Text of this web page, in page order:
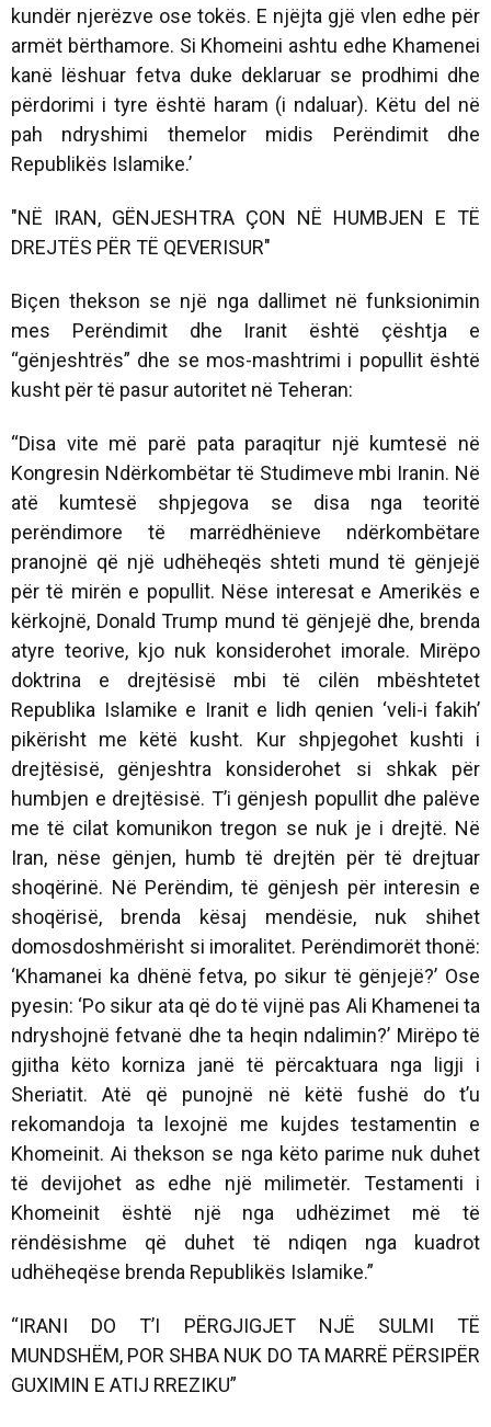
kundër njerëzve ose tokës. E njëjta gjë vlen edhe për
armët bërthamore. Si Khomeini ashtu edhe Khamenei
kanë lëshuar fetva duke deklaruar se prodhimi dhe
përdorimi i tyre është haram (i ndaluar). Këtu del në
pah ndryshimi themelor midis Perëndimit dhe
Republikës Islamike.’
"NË IRAN, GËNJESHTRA ÇON NË HUMBJEN E TË
DREJTËS PËR TË QEVERISUR"
Biçen thekson se një nga dallimet në funksionimin
mes Perëndimit dhe Iranit është çështja e
“gënjeshtrës” dhe se mos-mashtrimi i popullit është
kusht për të pasur autoritet në Teheran:
“Disa vite më parë pata paraqitur një kumtesë në
Kongresin Ndërkombëtar të Studimeve mbi Iranin. Në
atë kumtesë shpjegova se disa nga teoritë
perëndimore të marrëdhënieve ndërkombëtare
pranojnë që një udhëheqës shteti mund të gënjejë
për të mirën e popullit. Nëse interesat e Amerikës e
kërkojnë, Donald Trump mund të gënjejë dhe, brenda
atyre teorive, kjo nuk konsiderohet imorale. Mirëpo
doktrina e drejtësisë mbi të cilën mbështetet
Republika Islamike e Iranit e lidh qenien ‘veli-i fakih’
pikërisht me këtë kusht. Kur shpjegohet kushti i
drejtësisë, gënjeshtra konsiderohet si shkak për
humbjen e drejtësisë. T’i gënjesh popullit dhe palëve
me të cilat komunikon tregon se nuk je i drejtë. Në
Iran, nëse gënjen, humb të drejtën për të drejtuar
shoqërinë. Në Perëndim, të gënjesh për interesin e
shoqërisë, brenda kësaj mendësie, nuk shihet
domosdoshmërisht si imoralitet. Perëndimorët thonë:
‘Khamanei ka dhënë fetva, po sikur të gënjejë?’ Ose
pyesin: ‘Po sikur ata që do të vijnë pas Ali Khamenei ta
ndryshojnë fetvanë dhe ta heqin ndalimin?’ Mirëpo të
gjitha këto korniza janë të përcaktuara nga ligji i
Sheriatit. Atë që punojnë në këtë fushë do t’u
rekomandoja ta lexojnë me kujdes testamentin e
Khomeinit. Ai thekson se nga këto parime nuk duhet
të devijohet as edhe një milimetër. Testamenti i
Khomeinit është një nga udhëzimet më të
rëndësishme që duhet të ndiqen nga kuadrot
udhëheqëse brenda Republikës Islamike.”
“IRANI DO T’I PËRGJIGJET NJË SULMI TË
MUNDSHËM, POR SHBA NUK DO TA MARRË PËRSIPËR
GUXIMIN E ATIJ RREZIKU”